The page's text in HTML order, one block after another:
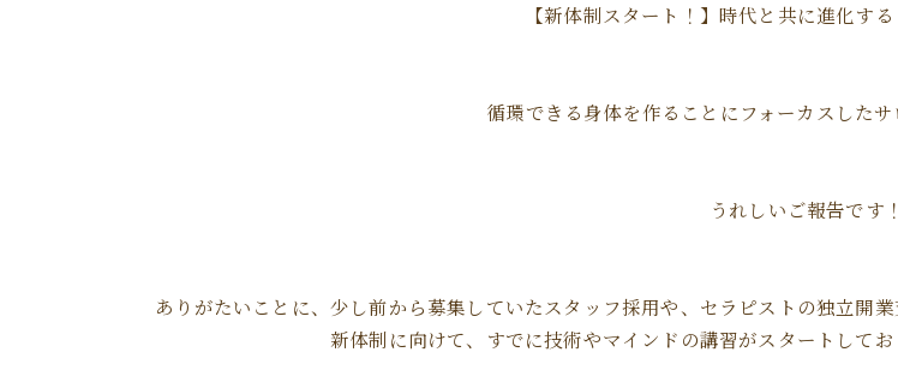
【新体制スタート！】時代と共に進化す
循環できる身体を作ることにフォーカスしたサ
うれしいご報告です！
ありがたいことに、少し前から募集していたスタッフ採用や、セラピストの独立開
新体制に向けて、すでに技術やマインドの講習がスタートして